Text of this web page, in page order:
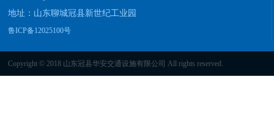
地址：山东聊城冠县新世纪工业园
鲁ICP备12025100号
Copyright © 2018 山东冠县华安交通设施有限公司 All rights reserved.